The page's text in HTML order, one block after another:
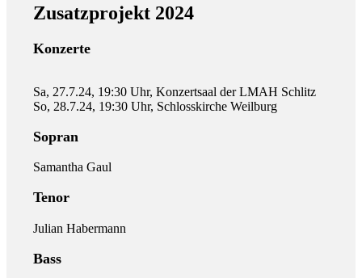
Zusatzprojekt 2024
Konzerte
Sa, 27.7.24, 19:30 Uhr, Konzertsaal der LMAH Schlitz
So, 28.7.24, 19:30 Uhr, Schlosskirche Weilburg
Sopran
Samantha Gaul
Tenor
Julian Habermann
Bass